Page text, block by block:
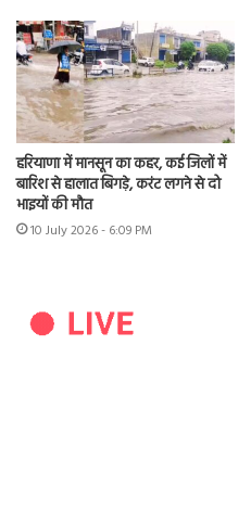
हरियाणा में मानसून का कहर, कई जिलों में
बारिश से हालात बिगड़े, करंट लगने से दो
भाइयों की मौत
10 July 2026 - 6:09 PM